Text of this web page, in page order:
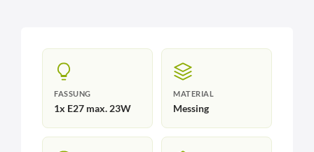
FASSUNG
1x E27 max. 23W
MATERIAL
Messing